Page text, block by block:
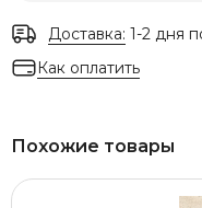
Доставка: 1-2 дня
Как оплатить
Похожие товары